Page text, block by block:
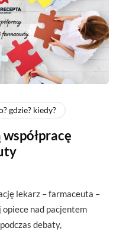
gdzie? kiedy?
lekarz – farmaceuta –
nad pacjentem
debaty,